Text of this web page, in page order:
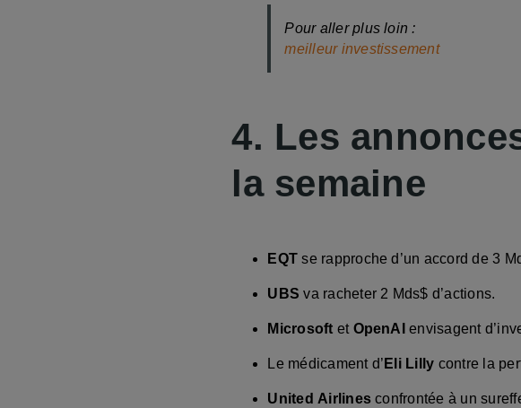
Pour aller plus loin :
meilleur investissement
4. Les
la semaine
EQT se rapproche d’un accord de 3
UBS va racheter 2 Mds$ d’actions.
Microsoft et OpenAI envisagent
Le médicament d’ Eli Lilly contre la
United Airlines confrontée à un